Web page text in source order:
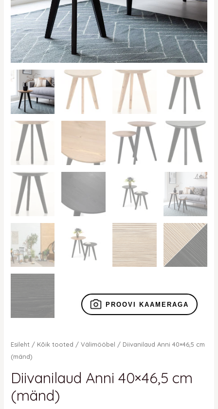
PROOVI KAAMERAGA
Esileht / Kõik tooted / Välimööbel / Diivanilaud Anni 40×46,5 cm
(mänd)
Diivanilaud Anni 40×46,5 cm
(mänd)